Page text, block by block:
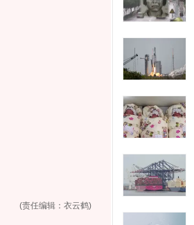
(责任编辑：衣云鹤)